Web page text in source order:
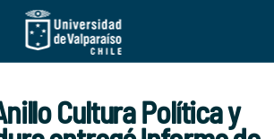
Cultura Política y